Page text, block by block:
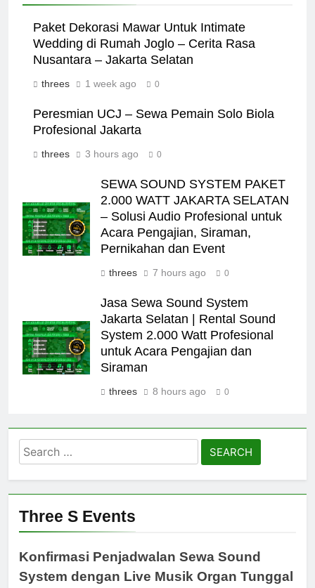
Paket Dekorasi Mawar Untuk Intimate
Wedding di Rumah Joglo – Cerita Rasa
Nusantara – Jakarta Selatan
threes 1 week ago 0
Peresmian UCJ – Sewa Pemain Solo Biola
Profesional Jakarta
threes 3 hours ago 0
SEWA SOUND SYSTEM PAKET
2.000 WATT JAKARTA SELATAN
– Solusi Audio Profesional untuk
Acara Pengajian, Siraman,
Pernikahan dan Event
threes 7 hours ago 0
Jasa Sewa Sound System
Jakarta Selatan | Rental Sound
System 2.000 Watt Profesional
untuk Acara Pengajian dan
Siraman
threes 8 hours ago 0
Search
for:
Three S Events
Konfirmasi Penjadwalan Sewa Sound
System dengan Live Musik Organ Tunggal